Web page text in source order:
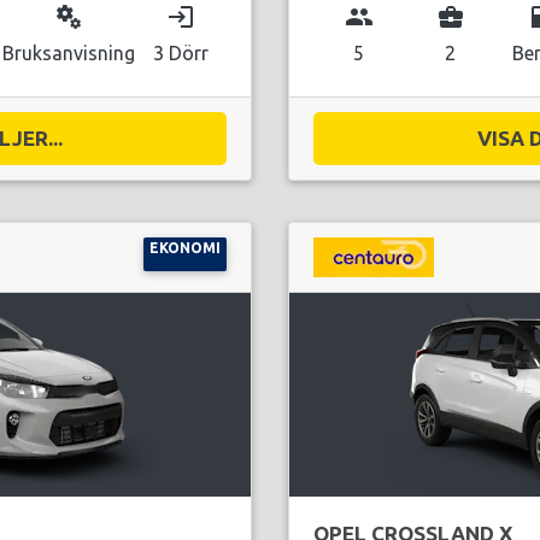
miscellaneous_services
Bruksanvisning
login
3 Dörr
group
5
business_center
2
VISA
EKONOMI
OPEL CROSSLAND X